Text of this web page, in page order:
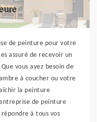
de peinture pour votre
assuré de recevoir un
vous ayez besoin de
à coucher ou votre
la peinture
de peinture
à tous vos